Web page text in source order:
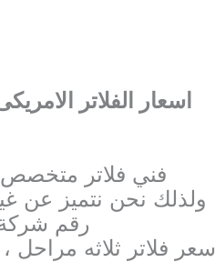
اسعار الفلاتر
فني فلاتر متخصص يعمل ٢٤ ساعه من أجل خدمتكم في جميع المناطق أينما
ولذلك نحن نتميز عن
رقم
سعر فلاتر ثلاثه